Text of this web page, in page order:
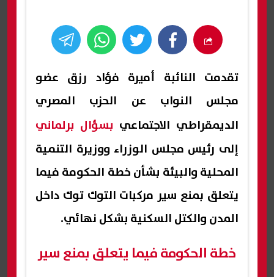
تقدمت النائبة أميرة فؤاد رزق عضو
مجلس النواب عن الحزب المصري
الديمقراطي الاجتماعي بسؤال برلماني
إلى رئيس مجلس الوزراء ووزيرة التنمية
المحلية والبيئة بشأن خطة الحكومة فيما
يتعلق بمنع سير مركبات التوك توك داخل
المدن والكتل السكنية بشكل نهائي.
خطة الحكومة فيما يتعلق بمنع سير